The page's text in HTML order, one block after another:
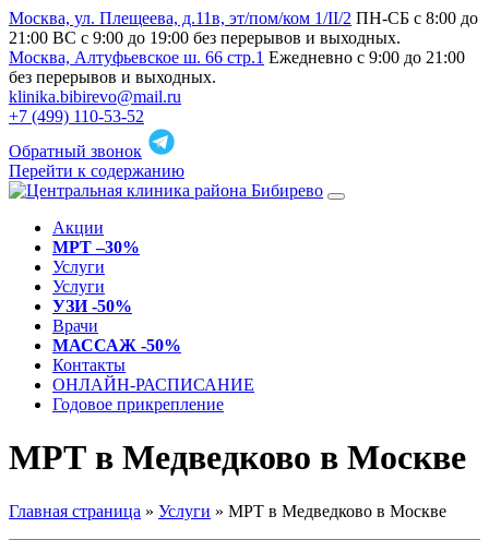
Москва, ул. Плещеева, д.11в, эт/пом/ком 1/II/2 ПН-СБ с 8:00 до
21:00 ВС с 9:00 до 19:00 без перерывов и выходных.
Москва, Алтуфьевское ш. 66 стр.1 Ежедневно с 9:00 до 21:00
без перерывов и выходных.
klinika.bibirevo@mail.ru
+7 (499) 110-53-52
Обратный звонок
Перейти к содержанию
Акции
МРТ –30%
Услуги
Услуги
УЗИ -50%
Врачи
МАССАЖ -50%
Контакты
ОНЛАЙН-РАСПИСАНИЕ
Годовое прикрепление
МРТ в Медведково в Москве
Главная страница » Услуги » МРТ в Медведково в Москве